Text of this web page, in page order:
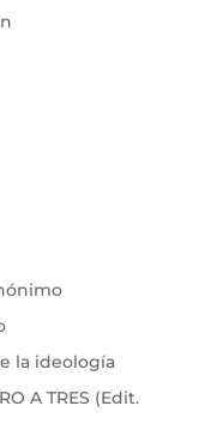
la ideología
A TRES (Edit.